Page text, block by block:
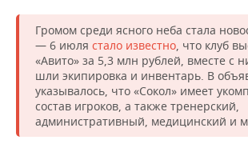
Громом среди ясного неба стала
— 6 июля стало известно, что клуб
«Авито» за 5,3 млн рублей, вместе с
шли экипировка и инвентарь. В
указывалось, что «Сокол» имеет
cостав игpоков, а также трeнeрский,
административный, медицинский и